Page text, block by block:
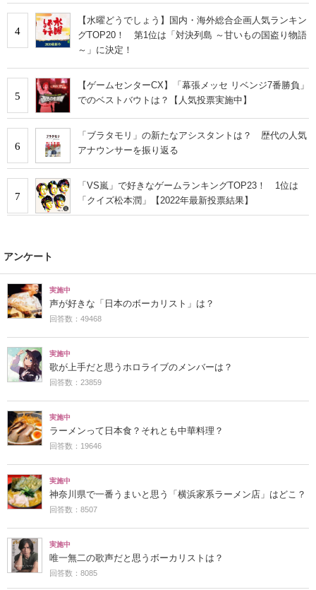
4
【水曜どうでしょう】国内・海外総合企画人気ランキン
グTOP20！ 第1位は「対決列島 ～甘いもの国盗り物語
～」に決定！
5
【ゲームセンターCX】「幕張メッセ リベンジ7番勝負」
でのベストバウトは？【人気投票実施中】
6
「ブラタモリ」の新たなアシスタントは？ 歴代の人気
アナウンサーを振り返る
7
「VS嵐」で好きなゲームランキングTOP23！ 1位は
「クイズ松本潤」【2022年最新投票結果】
アンケート
実施中
声が好きな「日本のボーカリスト」は？
回答数：49468
実施中
歌が上手だと思うホロライブのメンバーは？
回答数：23859
実施中
ラーメンって日本食？それとも中華料理？
回答数：19646
実施中
神奈川県で一番うまいと思う「横浜家系ラーメン店」はどこ？
回答数：8507
実施中
唯一無二の歌声だと思うボーカリストは？
回答数：8085